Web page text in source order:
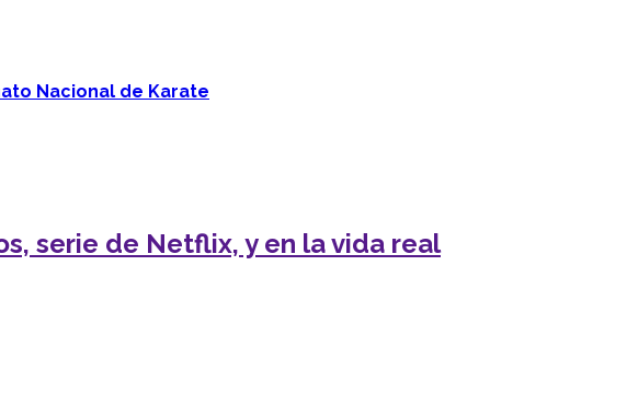
Nacional de Karate
serie de Netflix, y en la vida real